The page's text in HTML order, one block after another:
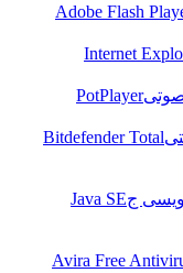
Adobe
Bitdefender
Java SE
Avira Free